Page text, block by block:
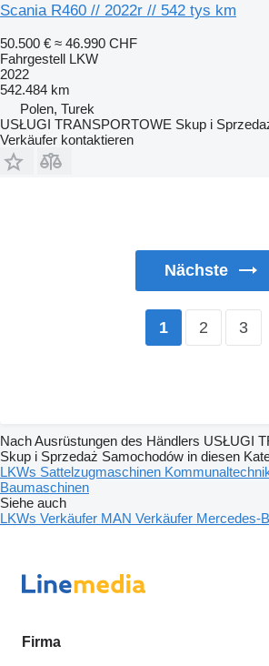
Scania R460 // 2022r // 542 tys km
50.500 € ≈ 46.990 CHF
Fahrgestell LKW
2022
542.484 km
Polen, Turek
USŁUGI TRANSPORTOWE Skup i
Verkäufer kontaktieren
Nächste
1 2 3
Nach Ausrüstungen des Händlers USŁUGI
Skup i Sprzedaż Samochodów in diesen
LKWs Sattelzugmaschinen
Baumaschinen
Siehe auch
LKWs Verkäufer MAN Verkäufer Mercedes-
Firma